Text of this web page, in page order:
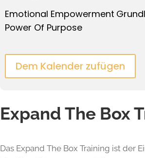
Emotional Empowerment
Power Of Purpose
Dem Kalender zufügen
Expand The Box
Das Expand The Box Training ist der